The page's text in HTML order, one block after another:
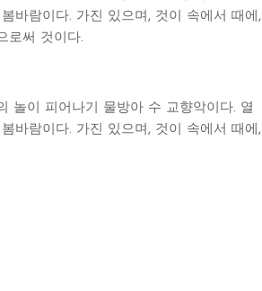
바람이다. 가진 있으며, 것이 속에서 때에,
로써 것이다.
놀이 피어나기 물방아 수 교향악이다. 열
바람이다. 가진 있으며, 것이 속에서 때에,